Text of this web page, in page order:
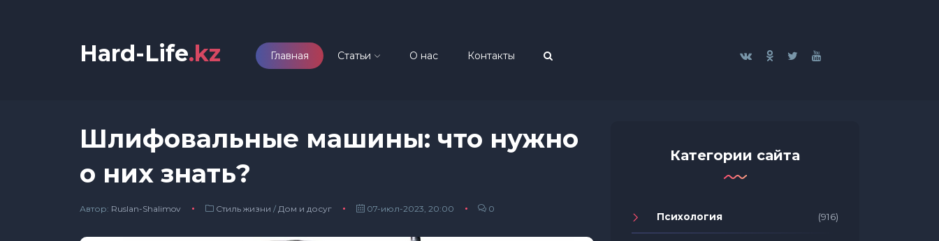
Hard-Life.kz Главная Статьи О нас Контакты
Шлифовальные машины: что нужно
о них знать?
Автор: Ruslan-Shalimov Стиль жизни / Дом и досуг 07-июл-2023, 20:00 0
Категории сайта
Психология (916)